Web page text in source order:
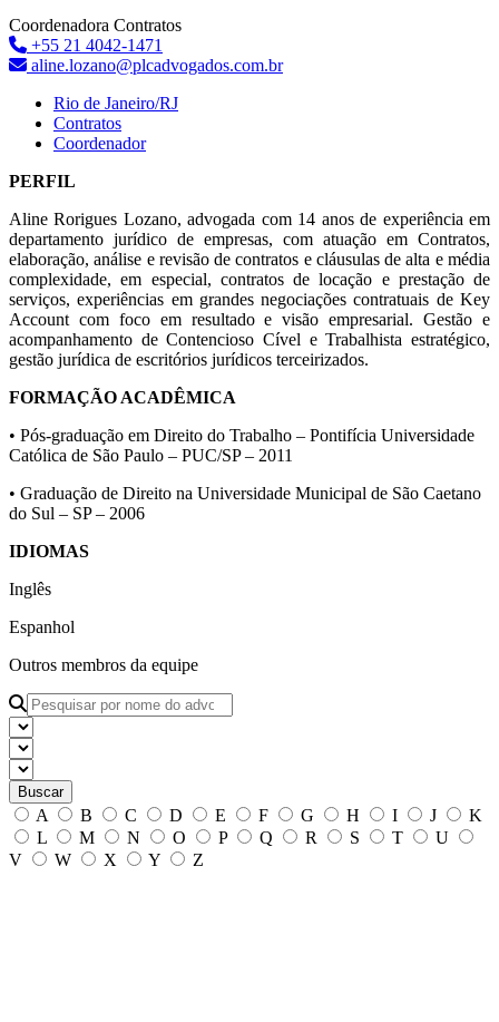
Coordenadora Contratos
+55 21 4042-1471
aline.lozano@plcadvogados.com.br
Rio de Janeiro/RJ
Contratos
Coordenador
PERFIL
Aline Rorigues Lozano, advogada com 14 anos de experiência em
departamento jurídico de empresas, com atuação em Contratos,
elaboração, análise e revisão de contratos e cláusulas de alta e média
complexidade, em especial, contratos de locação e prestação de
serviços, experiências em grandes negociações contratuais de Key
Account com foco em resultado e visão empresarial. Gestão e
acompanhamento de Contencioso Cível e Trabalhista estratégico,
gestão jurídica de escritórios jurídicos terceirizados.
FORMAÇÃO ACADÊMICA
• Pós-graduação em Direito do Trabalho – Pontifícia Universidade
Católica de São Paulo – PUC/SP – 2011
• Graduação de Direito na Universidade Municipal de São Caetano
do Sul – SP – 2006
IDIOMAS
Inglês
Espanhol
Outros membros da equipe
Buscar
A B C D E F G H I J
K
L
M N O P Q R S T
U
V
W X Y Z